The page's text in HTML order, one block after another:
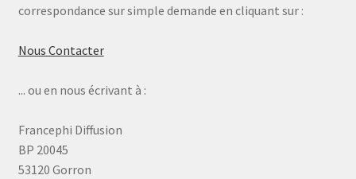
correspondance sur simple demande en cliquant sur :
Nous Contacter
... ou en nous écrivant à :
Francephi Diffusion
BP 20045
53120 Gorron